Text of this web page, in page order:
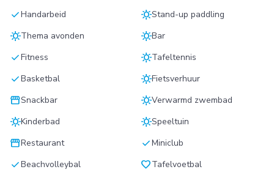
checkHandarbeid sunnyStand-up paddling
sunnyThema avonden sunnyBar
checkFitness sunnyTafeltennis
checkBasketbal sunnyFietsverhuur
storefrontSnackbar sunnyVerwarmd zwembad
sunnyKinderbad sunnySpeeltuin
storefrontRestaurant checkMiniclub
checkBeachvolleybal favoriteTafelvoetbal